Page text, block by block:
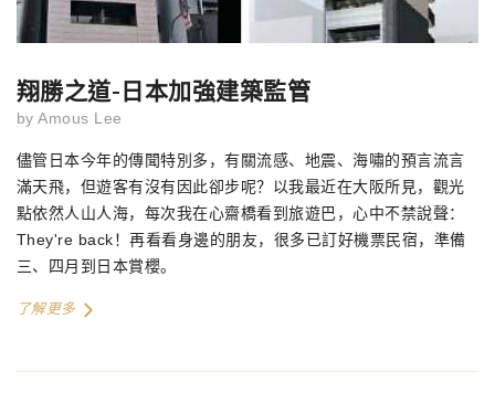
翔勝之道-日本加強建築監管
by Amous Lee
儘管日本今年的傳聞特別多，有關流感、地震、海嘯的預言流言
滿天飛，但遊客有沒有因此卻步呢？以我最近在大阪所見，觀光
點依然人山人海，每次我在心齋橋看到旅遊巴，心中不禁說聲：
They're back！再看看身邊的朋友，很多已訂好機票民宿，準備
三、四月到日本賞櫻。
了解更多